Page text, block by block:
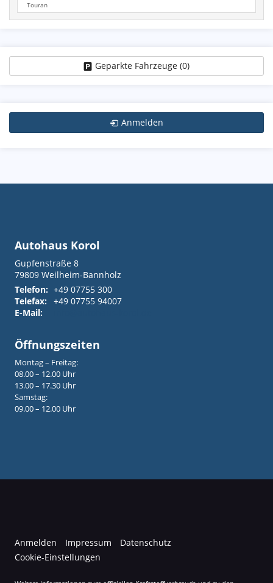
Touran
Geparkte Fahrzeuge (0)
Anmelden
Autohaus Korol
Gupfenstraße 8
79809 Weilheim-Bannholz
Telefon: +49 07755 300
Telefax: +49 07755 94007
E-Mail:
Öffnungszeiten
Montag – Freitag:
08.00 – 12.00 Uhr
13.00 – 17.30 Uhr
Samstag:
09.00 – 12.00 Uhr
Anmelden Impressum
Datenschutz
Cookie-Einstellungen